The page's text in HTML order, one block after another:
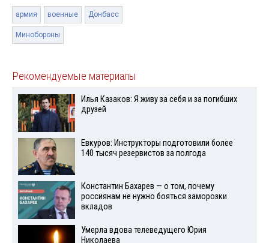
армия военные Донбасс
Минобороны
Рекомендуемые материалы
Илья Казаков: Я живу за себя и за погибших
друзей
Евкуров: Инструкторы подготовили более
140 тысяч резервистов за полгода
Константин Бахарев — о том, почему
россиянам не нужно бояться заморозки
вкладов
Умерла вдова телеведущего Юрия
Николаева